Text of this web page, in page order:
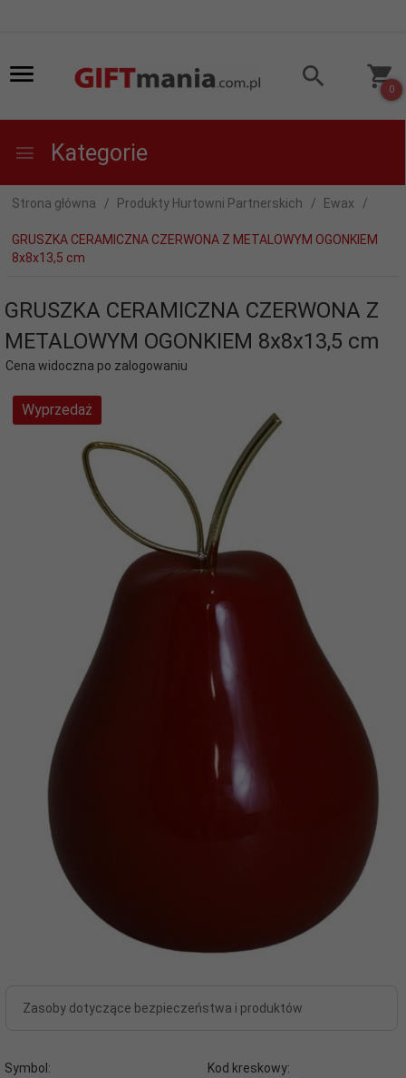
0
Kategorie
Strona główna Produkty Hurtowni Partnerskich Ewax
GRUSZKA CERAMICZNA CZERWONA Z METALOWYM OGONKIEM
8x8x13,5 cm
GRUSZKA CERAMICZNA CZERWONA Z
METALOWYM OGONKIEM 8x8x13,5 cm
Cena widoczna po zalogowaniu
Wyprzedaż
Zasoby dotyczące bezpieczeństwa i produktów
Symbol:
Kod kreskowy: